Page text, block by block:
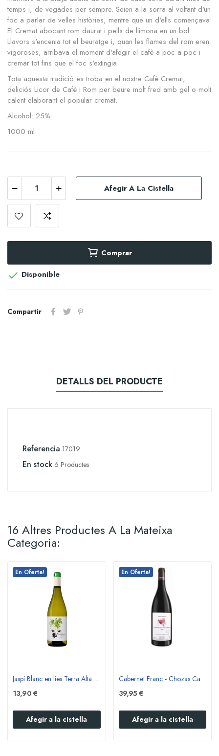
temps i, de vegades per sempre. Seien a la sorra al voltant d'un
foc a parlar de velles històries, mentre que un d'ells començava
El Cremat abocant rom daurat i pells de llimona en un bol.
Llavors s'encenia tot el beuratge i, quan les flames del rom eren
vigoroses, arribava el moment d'afegir el cafè a poc a poc i
cremar tot fins que el foc s'extingia.
Tota aquesta tradició es troba en el nostre Cafè Cremat,
deliciós Licor de Cafè i Rom per beure molt fred amb gel o molt
calent elaborant el popular cremat.
Alcohol: 25%
1000 ml.
Afegir A La Cistella
Comprar
 Disponible
Compartir
DETALLS DEL PRODUCTE
Referencia 17019
En stock 6 Productes
16 Altres Productes A La Mateixa
Categoria:
En Oferta!
Jaspí Blanc en líes Terra Alta - Coca i Fitó
13,90 €
Afegir a la cistella
En Oferta!
Cabernet Franc - Chozas Carrascal
39,95 €
Afegir a la cistella